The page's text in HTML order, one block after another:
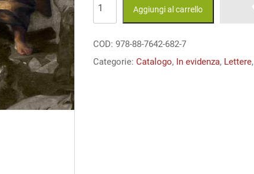
Aggiungi al carrello
COD: 978-88-7642-682-7
Categorie: Catalogo, In evidenza, Lettere,